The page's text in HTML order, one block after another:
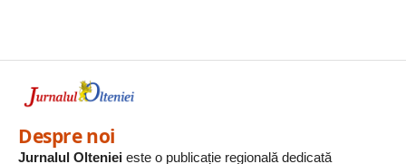
Despre noi
Jurnalul Olteniei este o publicație regională dedicată